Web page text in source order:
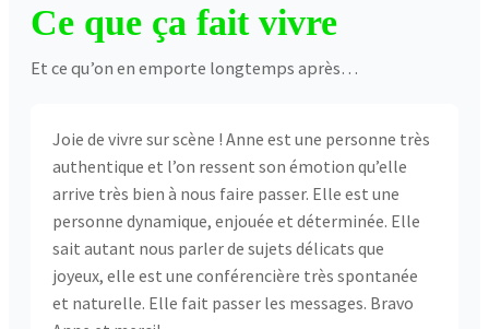
Ce que ça fait vivre
Et ce qu’on en emporte longtemps après…
Joie de vivre sur scène ! Anne est une personne très
authentique et l’on ressent son émotion qu’elle
arrive très bien à nous faire passer. Elle est une
personne dynamique, enjouée et déterminée. Elle
sait autant nous parler de sujets délicats que
joyeux, elle est une conférencière très spontanée
et naturelle. Elle fait passer les messages. Bravo